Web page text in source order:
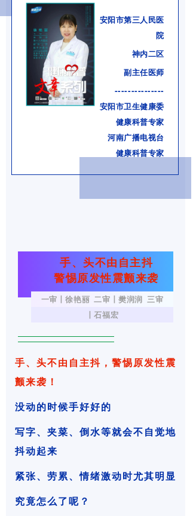
消化内科
胸心外科
急诊科
肾病内科
疼痛科
皮肤科
风湿科
超声诊断
安阳市第三人民医
院
神内二区
副主任医师
---------------
安阳市卫生健康委
健康科普专家
河南广播电视台
健康科普专家
手、头不由自主抖
警惕原发性震颤来袭
一审丨徐艳丽 二审丨樊润润 三审
丨石福宏
手、头不由自主抖， 警惕原发性震
颤来袭！
没动的时候手好好的
写字、夹菜、倒水等就会不自觉地
抖动起来
紧张、劳累、情绪激动时尤其明显
究竟怎么了呢？